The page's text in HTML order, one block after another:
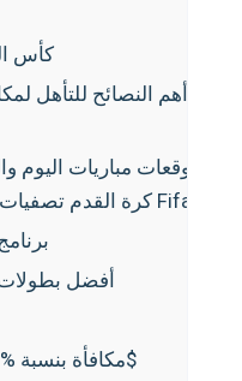
كأس
أهم النصائح للتأهل
توقعات مباريات اليوم
كرة القدم تصفيات أفريقيا لكأس العالم Fifa
أفضل
Port: مكافأة بنسبة %200 حتى 200$